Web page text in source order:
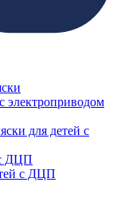
электроприводом
для детей с
с ДЦП
с ДЦП